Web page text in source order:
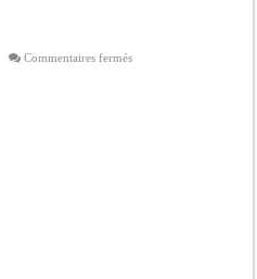
Commentaires ferméssur